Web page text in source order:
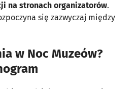
na stronach organizatorów.
się zazwyczaj między
w Noc Muzeów?